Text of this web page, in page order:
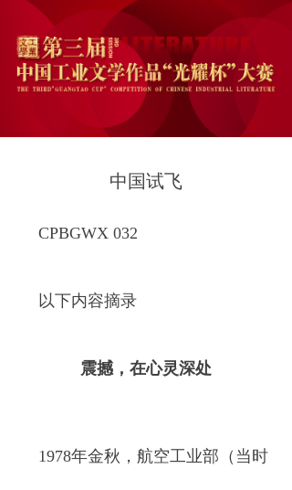
中国试飞
CPBGWX 032
以下内容摘录
震撼，在心灵深处
1978年金秋，航空工业部（当时